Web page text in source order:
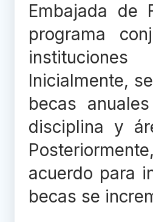
Embajada de
programa
Inicialmente,
becas
disciplina y
acuerdo para
becas se